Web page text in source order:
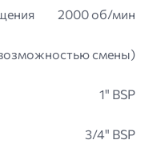
2000 об/мин
смены)
1" BSP
3/4" BSP